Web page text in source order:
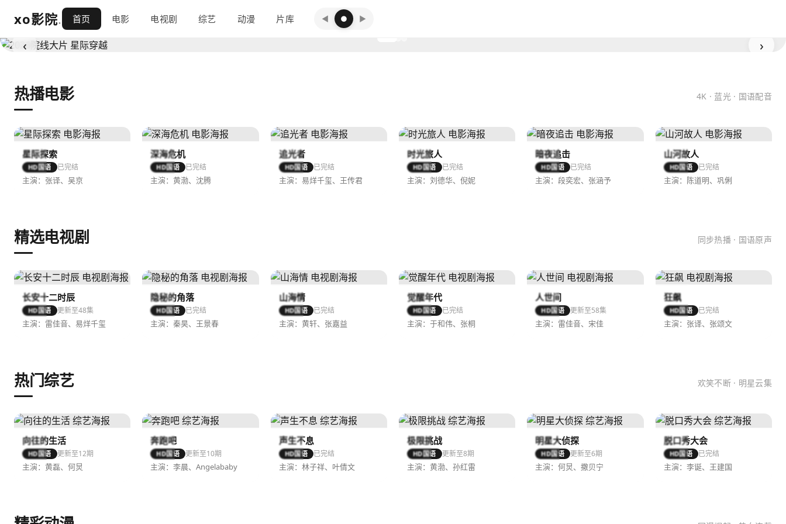
xo影院. 首页 电影 电视剧 综艺 动漫 片库 ◀ ● ▶
4K超清 · 豆瓣高分 · 全网首播
‹ ›
热播电影 4K · 蓝光 · 国语配音
星际探索
HD国语 已完结
主演：张译、吴京
深海危机
HD国语 已完结
主演：黄渤、沈腾
追光者
HD国语 已完结
主演：易烊千玺、王传君
时光旅人
HD国语 已完结
主演：刘德华、倪妮
暗夜追击
HD国语 已完结
主演：段奕宏、张涵予
山河故人
HD国语 已完结
主演：陈道明、巩俐
精选电视剧 同步热播 · 国语原声
长安十二时辰
HD国语 更新至48集
主演：雷佳音、易烊千玺
隐秘的角落
HD国语 已完结
主演：秦昊、王景春
山海情
HD国语 已完结
主演：黄轩、张嘉益
觉醒年代
HD国语 已完结
主演：于和伟、张桐
人世间
HD国语 更新至58集
主演：雷佳音、宋佳
狂飙
HD国语 已完结
主演：张译、张颂文
热门综艺 欢笑不断 · 明星云集
向往的生活
HD国语 更新至12期
主演：黄磊、何炅
奔跑吧
HD国语 更新至10期
主演：李晨、Angelababy
声生不息
HD国语 已完结
主演：林子祥、叶倩文
极限挑战
HD国语 更新至8期
主演：黄渤、孙红雷
明星大侦探
HD国语 更新至6期
主演：何炅、撒贝宁
脱口秀大会
HD国语 已完结
主演：李诞、王建国